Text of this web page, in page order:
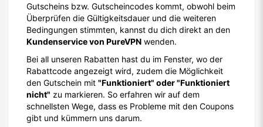
Gutscheins bzw. Gutscheincodes kommt, obwohl beim
Überprüfen die Gültigkeitsdauer und die weiteren
Bedingungen stimmten, kannst du dich direkt an den
Kundenservice von PureVPN wenden.
Bei all unseren Rabatten hast du im Fenster, wo der
Rabattcode angezeigt wird, zudem die Möglichkeit
den Gutschein mit "Funktioniert" oder "Funktioniert
nicht" zu markieren. So erfahren wir auf dem
schnellsten Wege, dass es Probleme mit den Coupons
gibt und kümmern uns darum.